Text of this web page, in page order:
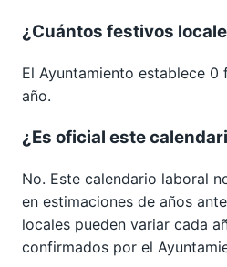
¿Cuántos festivos
El Ayuntamiento establece 0
año.
¿Es oficial este
No. Este calendario laboral
en estimaciones de años
locales pueden variar cada
confirmados por el